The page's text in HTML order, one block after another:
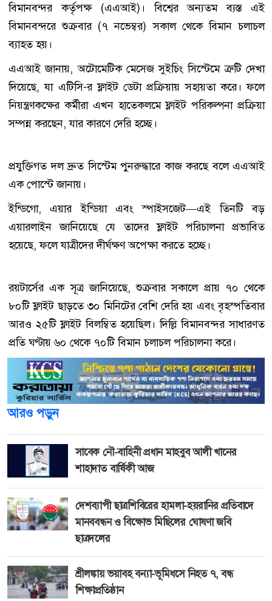
বিমানবন্দর কর্তৃপক্ষ (এএআই)। বিশ্বের অন্যতম ব্যস্ত এই
বিমানবন্দরে শুক্রবার (৭ নভেম্বর) সকাল থেকে বিমান চলাচল
ব্যাহত হয়।
এএআই জানায়, অটোমেটিক মেসেজ সুইচিং সিস্টেমে ত্রুটি দেখা
দিয়েছে, যা এটিসি-র ফ্লাইট ডেটা প্রক্রিয়ায় সহায়তা করে। ফলে
নিয়ন্ত্রণকক্ষের কর্মীরা এখন হাতেকলমে ফ্লাইট পরিকল্পনা প্রক্রিয়া
সম্পন্ন করছেন, যার কারণে দেরি হচ্ছে।
প্রযুক্তিগত দল দ্রুত সিস্টেম পুনরুদ্ধারে কাজ করছে বলে এএআই
এক পোস্টে জানায়।
ইন্ডিগো, এয়ার ইন্ডিয়া এবং স্পাইসজেট—এই তিনটি বড়
এয়ারলাইন জানিয়েছে যে তাদের ফ্লাইট পরিচালনা প্রভাবিত
হয়েছে, ফলে যাত্রীদের দীর্ঘক্ষণ অপেক্ষা করতে হচ্ছে।
রয়টার্সের এক সূত্র জানিয়েছে, শুক্রবার সকালে প্রায় ৭০ থেকে
৮০টি ফ্লাইট ছাড়তে ৩০ মিনিটের বেশি দেরি হয় এবং বৃহস্পতিবার
আরও ২৫টি ফ্লাইট বিলম্বিত হয়েছিল। দিল্লি বিমানবন্দর সাধারণত
প্রতি ঘণ্টায় ৬০ থেকে ৭০টি বিমান চলাচল পরিচালনা করে।
আরও পড়ুন
সাবেক নৌ-বাহিনী প্রধান মাহবুব আলী খানের
শাহাদাত বার্ষিকী আজ
দেশব্যাপী ছাত্রশিবিরের হামলা-হয়রানির প্রতিবাদে
মানববন্ধন ও বিক্ষোভ মিছিলের ঘোষণা জবি
ছাত্রদলের
শ্রীলঙ্কায় ভয়াবহ বন্যা-ভূমিধসে নিহত ৭, বন্ধ
শিক্ষাপ্রতিষ্ঠান